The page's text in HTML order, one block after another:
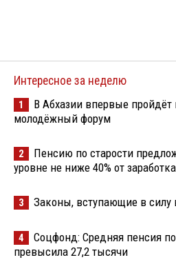
Интересное за неделю
1
В Абхазии впервые
молодёжный форум
2
Пенсию по старости
уровне не ниже 40% от заработка
3 Законы, вступающие в силу
4
Соцфонд: Средняя пенсия
превысила 27,2 тысячи